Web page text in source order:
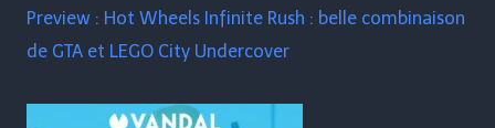
Preview : Hot Wheels Infinite Rush : belle combinaison
de GTA et LEGO City Undercover